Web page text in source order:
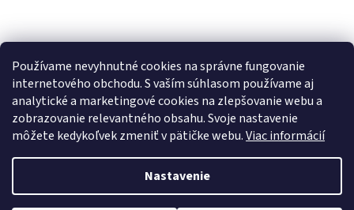
Používame nevyhnutné cookies na správne fungovanie
internetového obchodu. S vaším súhlasom používame aj
analytické a marketingové cookies na zlepšovanie webu a
zobrazovanie relevantného obsahu. Svoje nastavenie
môžete kedykoľvek zmeniť v pätičke webu.Viac informácií
Nastavenie